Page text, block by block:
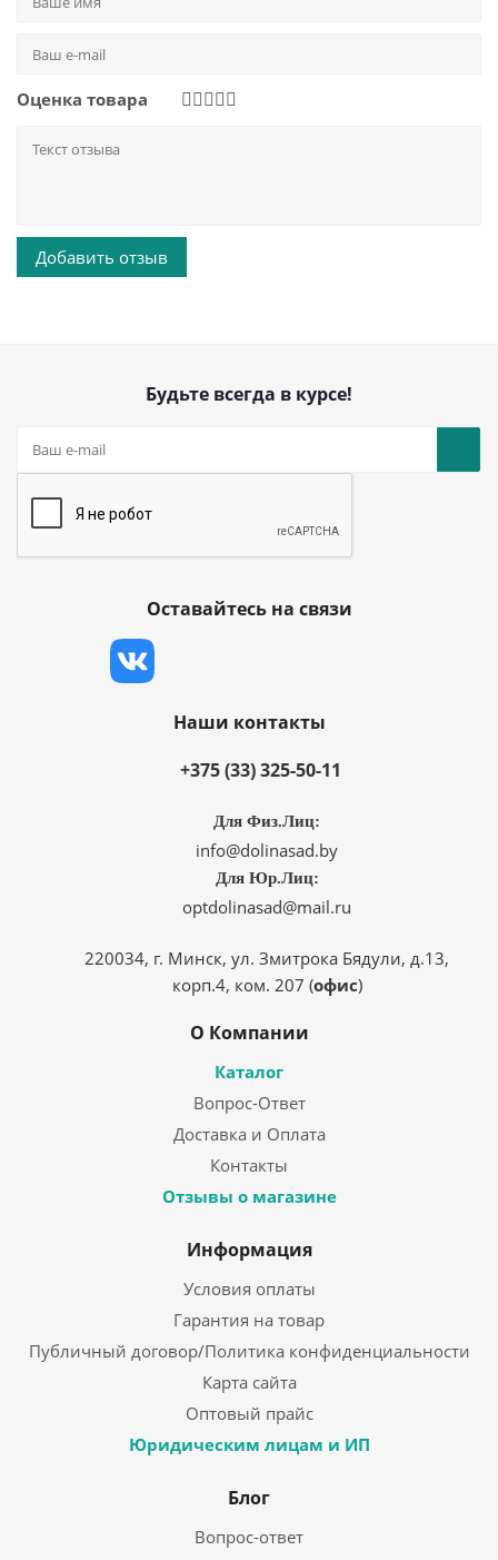
Оценка товара
Будьте всегда в курсе!
Оставайтесь на связи
Наши контакты
+375 (33) 325-50-11
Для Физ.Лиц:
info@dolinasad.by
Для Юр.Лиц:
optdolinasad@mail.ru
220034, г. Минск, ул. Змитрока Бядули, д.13,
корп.4, ком. 207 (офис)
О Компании
Каталог
Вопрос-Ответ
Доставка и Оплата
Контакты
Отзывы о магазине
Информация
Условия оплаты
Гарантия на товар
Публичный договор/Политика конфиденциальности
Карта сайта
Оптовый прайс
Юридическим лицам и ИП
Блог
Вопрос-ответ